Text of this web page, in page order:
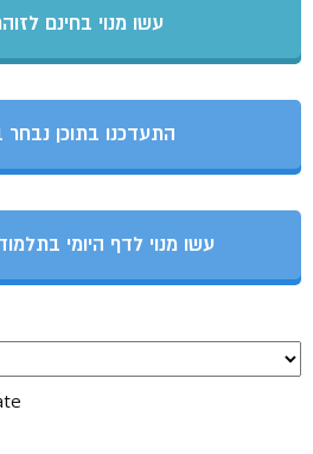
עשו מנוי בחינם
התעדכנו בתוכן
עשו מנוי לדף היומי